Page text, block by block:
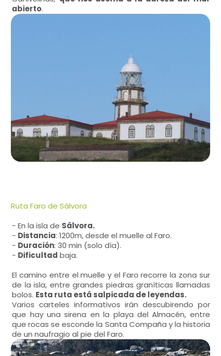
abierto.
Ruta Faro de Sálvora
- En la isla de Sálvora.
- Distancia: 1200m, desde el muelle al Faro.
- Duración: 30 min (solo día).
- Dificultad baja.
El camino entre el muelle y el Faro recorre la zona sur
de la isla, entre grandes piedras graníticas llamadas
bolos. Esta ruta está salpicada de leyendas.
Varios carteles informativos irán descubirendo por
que hay una sirena en la playa del Almacén, entre
que rocas se esconde la Santa Compaña y la historia
de un naufragio al pie del Faro.